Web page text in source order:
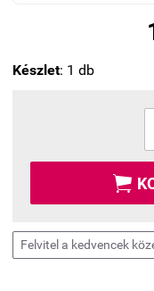
Készlet: 1 db

Felvitel a kedvencek